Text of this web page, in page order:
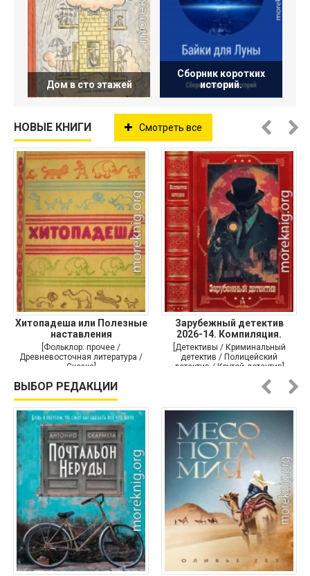
Дом в сто этажей
Сборник коротких
историй.
НОВЫЕ КНИГИ Смотреть все
Хитопадеша или Полезные
наставления
[Фольклор: прочее /
Древневосточная литература /
Сказка]
Зарубежный детектив
2026-14. Компиляция.
Книги
[Детективы / Криминальный
детектив / Полицейский
детектив / Крутой детектив]
ВЫБОР РЕДАКЦИИ